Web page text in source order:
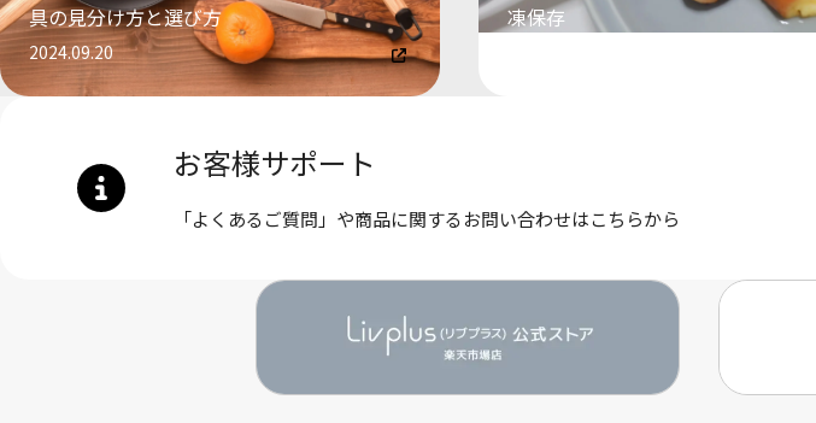
具の見分け方と選び方
2024.09.20
凍保存
お客様サポート
「よくあるご質問」や商品に関するお問い合わせはこちらから